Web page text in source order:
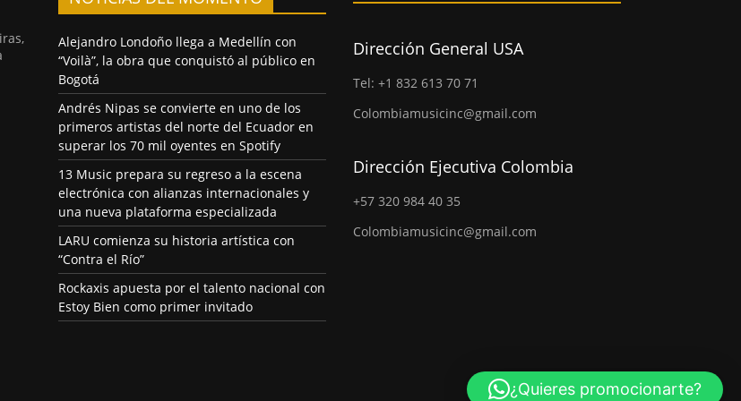
Alejandro Londoño llega a Medellín con
“Voilà”, la obra que conquistó al público en
Bogotá
Andrés Nipas se convierte en uno de los
primeros artistas del norte del Ecuador en
superar los 70 mil oyentes en Spotify
13 Music prepara su regreso a la escena
electrónica con alianzas internacionales y
una nueva plataforma especializada
LARU comienza su historia artística con
“Contra el Río”
Rockaxis apuesta por el talento nacional con
Estoy Bien como primer invitado
Dirección General USA
Tel: +1 832 613 70 71
Colombiamusicinc@gmail.com
Dirección Ejecutiva Colombia
+57 320 984 40 35
Colombiamusicinc@gmail.com
¿Quieres promocionarte?